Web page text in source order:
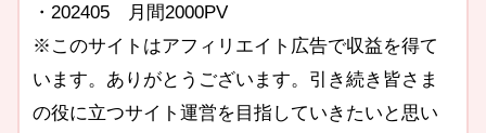
・202405 月間2000PV
※このサイトはアフィリエイト広告で収益を得て
います。ありがとうございます。引き続き皆さま
の役に立つサイト運営を目指していきたいと思い